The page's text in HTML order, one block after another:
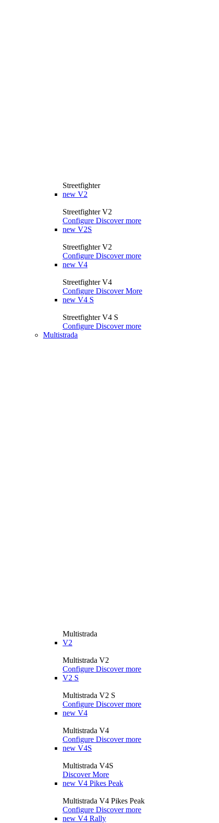
Streetfighter
new V2
Streetfighter V2
Configure Discover more
new V2S
Streetfighter V2
Configure Discover more
new V4
Streetfighter V4
Configure Discover More
new V4 S
Streetfighter V4 S
Configure Discover more
Multistrada
Multistrada
V2
Multistrada V2
Configure Discover more
V2 S
Multistrada V2 S
Configure Discover more
new V4
Multistrada V4
Configure Discover more
new V4S
Multistrada V4S
Discover More
new V4 Pikes Peak
Multistrada V4 Pikes Peak
Configure Discover more
new V4 Rally